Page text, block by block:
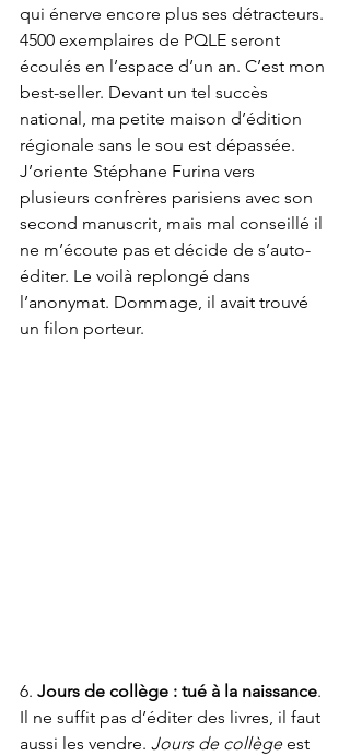
qui énerve encore plus ses détracteurs.
4500 exemplaires de PQLE seront
écoulés en l’espace d’un an. C’est mon
best-seller. Devant un tel succès
national, ma petite maison d’édition
régionale sans le sou est dépassée.
J’oriente Stéphane Furina vers
plusieurs confrères parisiens avec son
second manuscrit, mais mal conseillé il
ne m’écoute pas et décide de s’auto-
éditer. Le voilà replongé dans
l’anonymat. Dommage, il avait trouvé
un filon porteur.
6. Jours de collège : tué à la naissance.
Il ne suffit pas d’éditer des livres, il faut
aussi les vendre. Jours de collège est